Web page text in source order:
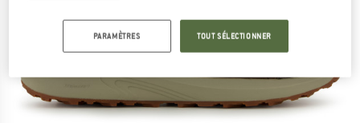
PARAMÈTRES TOUT SÉLECTIONNER